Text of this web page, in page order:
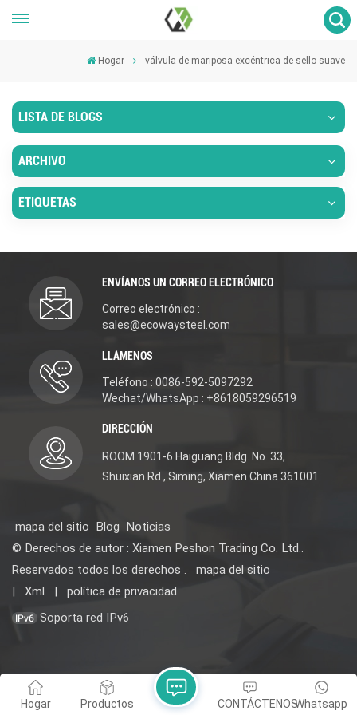
Hogar válvula de mariposa excéntrica de sello suave
LISTA DE BLOGS
ARCHIVO
ETIQUETAS
ENVÍANOS UN CORREO ELECTRÓNICO
Correo electrónico :
sales@ecowaysteel.com
LLÁMENOS
Teléfono : 0086-592-5097292
Wechat/WhatsApp : +8618059296519
DIRECCIÓN
ROOM 1901-6 Haiguang Bldg. No. 33,
Shuixian Rd., Siming, Xiamen China 361001
mapa del sitio Blog Noticias
© Derechos de autor : Xiamen Peshon Trading Co. Ltd..
Reservados todos los derechos .
mapa del sitio
|
Xml |
política de privacidad
Soporta red IPv6
Hogar Productos Whatsapp
CONTÁCTENOS